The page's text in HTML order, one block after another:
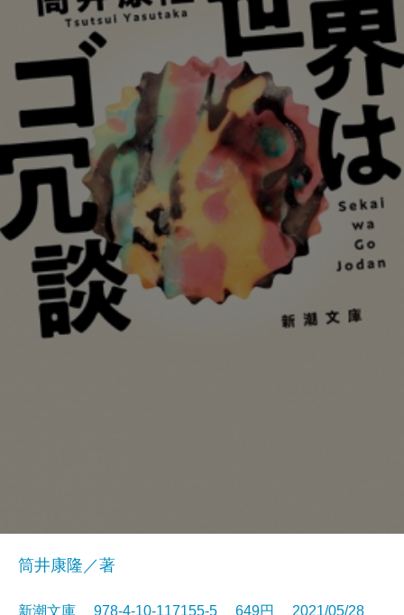
筒井康隆／著
新潮文庫 978-4-10-117155-5 649円 2021/05/28